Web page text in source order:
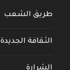
طريق الشعب
الثقافة الجديدة
الشرارة